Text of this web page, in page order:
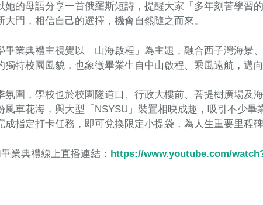
她的母語分享一首俄羅斯短詩，提醒大家「多年刻苦學習
大門，相信自己的選擇，機會自然隨之而來。
畢業典禮主視覺以「山海啟程」為主題，融合西子灣海景
獨特校園風貌，也象徵畢業生自中山啟程、乘風遠航，邁向
氛圍，學校也於校園隧道口、行政大樓前、菩提樹廣場及
風車花海，與大型「NSYSU」裝置相映成趣，吸引不少
成指定打卡任務，即可兌換限定小提袋，為人生重要里程
業典禮線上直播連結： https://www.youtube.com/